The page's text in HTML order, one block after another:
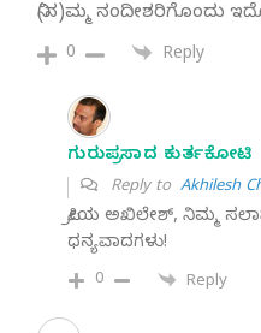
ನಿ(ನ)ಮ್ಮ ನಂದೀಶರಿಗೊಂದು
0 Reply
ಗುರುಪ್ರಸಾದ ಕುರ್ತಕೋಟಿ
Reply to Akhilesh
ಪ್ರೀಯ ಅಖಿಲೇಶ್, ನಿಮ್ಮ
ಧನ್ಯವಾದಗಳು!
0 Reply